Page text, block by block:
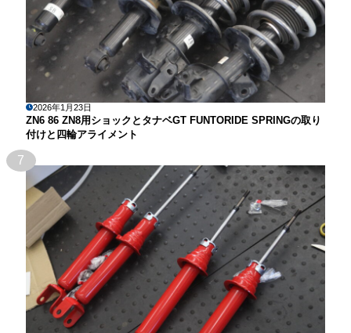
2026年1月23日
ZN6 86 ZN8用ショックとタナベGT FUNTORIDE SPRINGの取り
付けと四輪アライメント
7